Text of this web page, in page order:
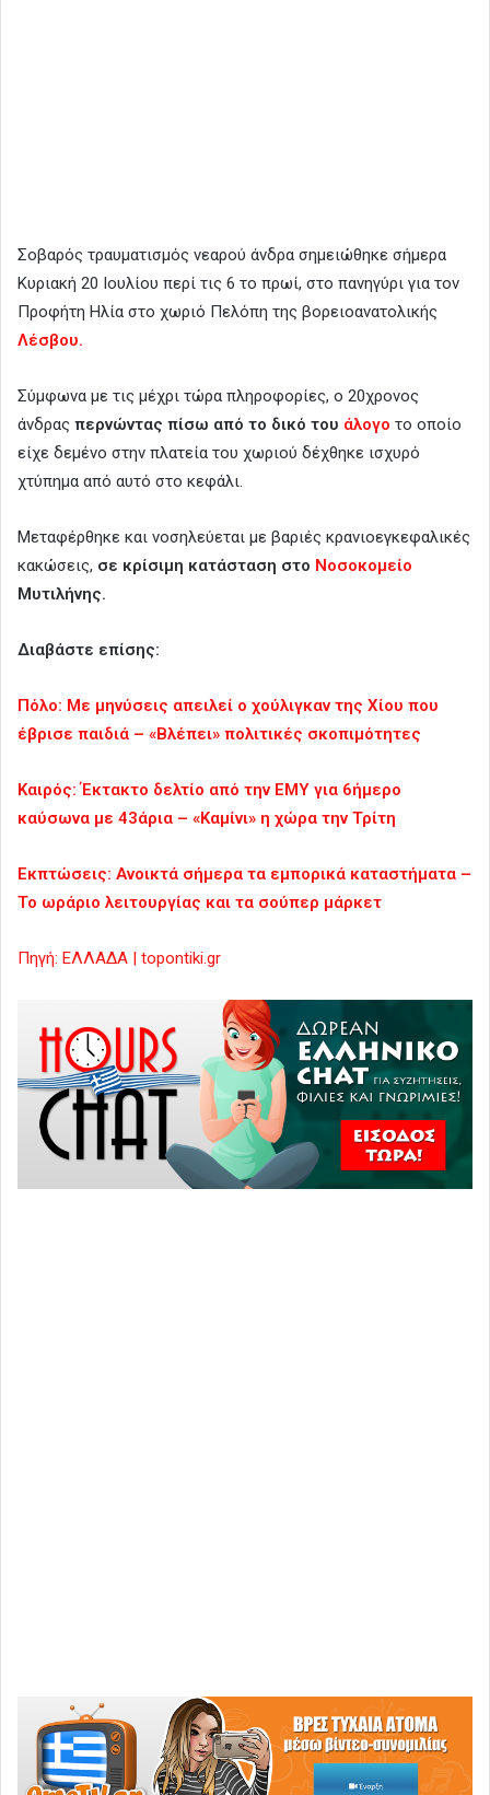
Σοβαρός τραυματισμός νεαρού άνδρα σημειώθηκε σήμερα
Κυριακή 20 Ιουλίου περί τις 6 το πρωί, στο πανηγύρι για τον
Προφήτη Ηλία στο χωριό Πελόπη της βορειοανατολικής
Λέσβου.
Σύμφωνα με τις μέχρι τώρα πληροφορίες, ο 20χρονος
άνδρας περνώντας πίσω από το δικό του άλογο το οποίο
είχε δεμένο στην πλατεία του χωριού δέχθηκε ισχυρό
χτύπημα από αυτό στο κεφάλι.
Μεταφέρθηκε και νοσηλεύεται με βαριές κρανιοεγκεφαλικές
κακώσεις, σε κρίσιμη κατάσταση στο Νοσοκομείο
Μυτιλήνης.
Διαβάστε επίσης:
Πόλο: Με μηνύσεις απειλεί ο χούλιγκαν της Χίου που
έβρισε παιδιά – «Βλέπει» πολιτικές σκοπιμότητες
Καιρός: Έκτακτο δελτίο από την ΕΜΥ για 6ήμερο
καύσωνα με 43άρια – «Καμίνι» η χώρα την Τρίτη
Εκπτώσεις: Ανοικτά σήμερα τα εμπορικά καταστήματα –
Το ωράριο λειτουργίας και τα σούπερ μάρκετ
Πηγή: ΕΛΛΑΔΑ | topontiki.gr